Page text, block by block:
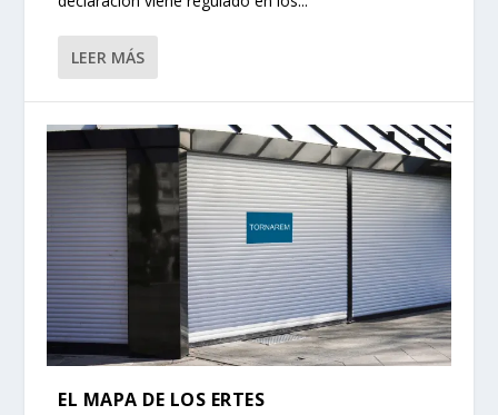
LEER MÁS
EL MAPA DE LOS ERTES